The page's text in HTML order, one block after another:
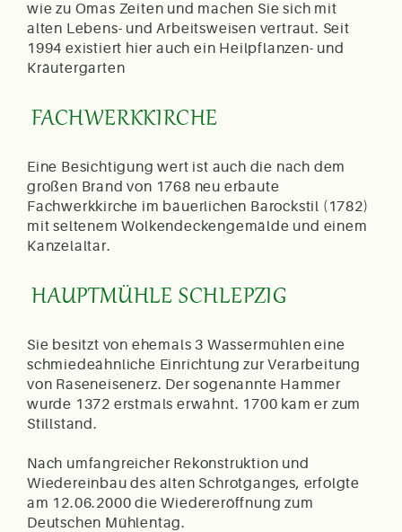
wie zu Omas Zeiten und machen Sie sich mit
alten Lebens- und Arbeitsweisen vertraut. Seit
1994 existiert hier auch ein Heilpflanzen- und
Kräutergarten
FACHWERKKIRCHE
Eine Besichtigung wert ist auch die nach dem
großen Brand von 1768 neu erbaute
Fachwerkkirche im bäuerlichen Barockstil (1782)
mit seltenem Wolkendeckengemälde und einem
Kanzelaltar.
HAUPTMÜHLE SCHLEPZIG
Sie besitzt von ehemals 3 Wassermühlen eine
schmiedeähnliche Einrichtung zur Verarbeitung
von Raseneisenerz. Der sogenannte Hammer
wurde 1372 erstmals erwähnt. 1700 kam er zum
Stillstand.
Nach umfangreicher Rekonstruktion und
Wiedereinbau des alten Schrotganges, erfolgte
am 12.06.2000 die Wiedereröffnung zum
Deutschen Mühlentag.